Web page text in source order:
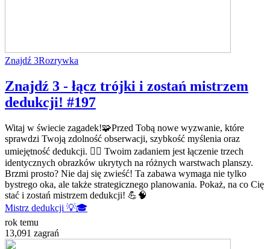
Znajdź 3Rozrywka
Znajdź 3 - łącz trójki i zostań mistrzem
dedukcji! #197
Witaj w świecie zagadek!🧩Przed Tobą nowe wyzwanie, które
sprawdzi Twoją zdolność obserwacji, szybkość myślenia oraz
umiejętność dedukcji. 🕵️‍♂️ Twoim zadaniem jest łączenie trzech
identycznych obrazków ukrytych na różnych warstwach planszy.
Brzmi prosto? Nie daj się zwieść! Ta zabawa wymaga nie tylko
bystrego oka, ale także strategicznego planowania. Pokaż, na co Cię
stać i zostań mistrzem dedukcji! 💪🧠
Mistrz dedukcji 💡🎓
rok temu
13,091 zagrań